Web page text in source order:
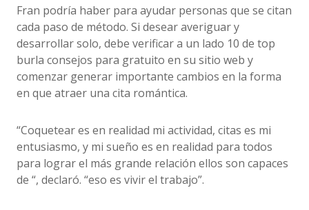
Fran podría haber para ayudar personas que se citan
cada paso de método. Si desear averiguar y
desarrollar solo, debe verificar a un lado 10 de top
burla consejos para gratuito en su sitio web y
comenzar generar importante cambios en la forma
en que atraer una cita romántica.
“Coquetear es en realidad mi actividad, citas es mi
entusiasmo, y mi sueño es en realidad para todos
para lograr el más grande relación ellos son capaces
de “, declaró. “eso es vivir el trabajo”.